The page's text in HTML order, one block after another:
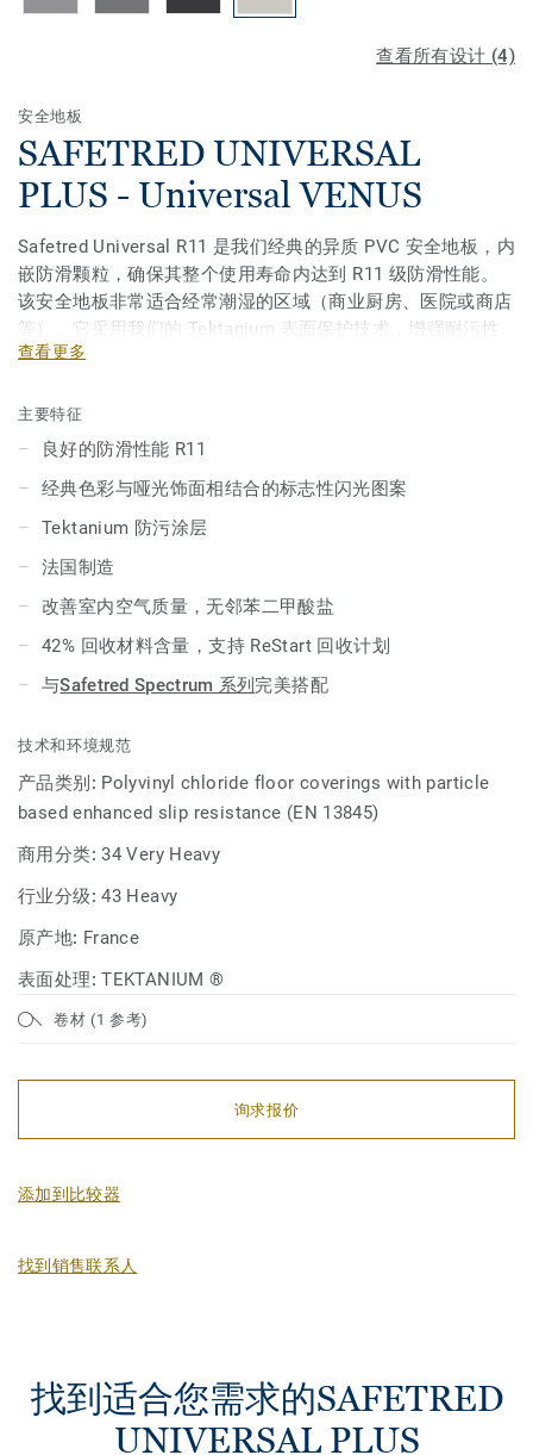
查看所有设计 (4)
安全地板
SAFETRED UNIVERSAL
PLUS - Universal VENUS
Safetred Universal R11 是我们经典的异质 PVC 安全地板，内
嵌防滑颗粒，确保其整个使用寿命内达到 R11 级防滑性能。
该安全地板非常适合经常潮湿的区域（商业厨房、医院或商店
等）。它采用我们的 Tektanium 表面保护技术，增强耐污性
并便于维护，同时具有经典的哑光闪光设计。
查看更多
主要特征
良好的防滑性能 R11
经典色彩与哑光饰面相结合的标志性闪光图案
Tektanium 防污涂层
法国制造
改善室内空气质量，无邻苯二甲酸盐
42% 回收材料含量，支持 ReStart 回收计划
与Safetred Spectrum 系列 完美搭配
技术和环境规范
产品类别: Polyvinyl chloride floor coverings with particle
based enhanced slip resistance (EN 13845)
商用分类:34 Very Heavy
行业分级:43 Heavy
原产地: France
表面处理:TEKTANIUM ®
卷材 (1 参考)
询求报价
添加到比较器
找到销售联系人
找到适合您需求的SAFETRED
UNIVERSAL PLUS